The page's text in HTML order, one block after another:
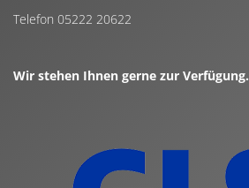
Telefon 05222 20622
Wir stehen Ihnen gerne zur Verfügung.